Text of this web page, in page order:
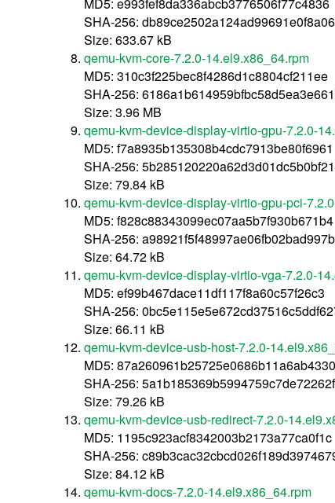
SHA-256:
Size: 633.67 kB
qemu-kvm-core-7.2.0-14.el9.x86_64.rpm
MD5: 310c3f225bec8f4286d1c8804cf211ee
SHA-256:
Size: 3.96 MB
qemu-kvm-device-display-virtio-gpu-7.2.0-
MD5: f7a8935b135308b4cdc7913be80f6961
SHA-256:
Size: 79.84 kB
qemu-kvm-device-display-virtio-gpu-pci-
MD5: f828c88343099ec07aa5b7f930b671b4
SHA-256:
Size: 64.72 kB
qemu-kvm-device-display-virtio-vga-7.2.0-
MD5: ef99b467dace11df117f8a60c57f26c3
SHA-256:
Size: 66.11 kB
qemu-kvm-device-usb-host-7.2.0-
MD5:
SHA-256:
Size: 79.26 kB
qemu-kvm-device-usb-redirect-7.2.0-
MD5: 1195c923acf8342003b2173a77ca0f1c
SHA-256:
Size: 84.12 kB
qemu-kvm-docs-7.2.0-14.el9.x86_64.rpm